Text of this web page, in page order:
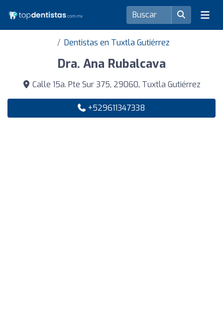
Dentistas en Tuxtla Gutiérrez
Dra. Ana Rubalcava
Calle 15a. Pte Sur 375, 29060, Tuxtla Gutiérrez
+529611347338